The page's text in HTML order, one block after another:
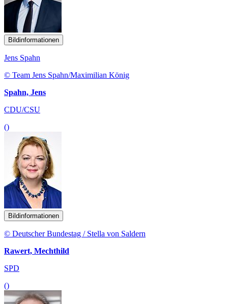
Bildinformationen
Jens Spahn
© Team Jens Spahn/Maximilian König
Spahn, Jens
CDU/CSU
()
Bildinformationen
© Deutscher Bundestag / Stella von Saldern
Rawert, Mechthild
SPD
()